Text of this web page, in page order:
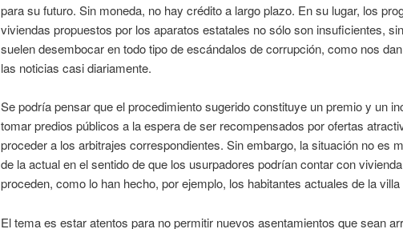
para su futuro. Sin moneda, no hay crédito a largo plazo. En su lugar, los
viviendas propuestos por los aparatos estatales no sólo son insuficientes,
suelen desembocar en todo tipo de escándalos de corrupción, como nos
las noticias casi diariamente.
Se podría pensar que el procedimiento sugerido constituye un premio y un
tomar predios públicos a la espera de ser recompensados por ofertas
proceder a los arbitrajes correspondientes. Sin embargo, la situación no es
de la actual en el sentido de que los usurpadores podrían contar con
proceden, como lo han hecho, por ejemplo, los habitantes actuales de la villa
El tema es estar atentos para no permitir nuevos asentamientos que sean